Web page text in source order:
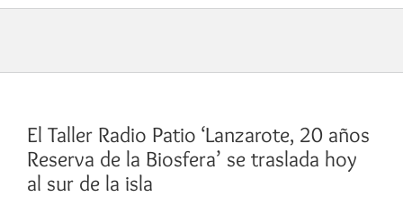
El Taller Radio Patio ‘Lanzarote, 20 años
Reserva de la Biosfera’ se traslada hoy
al sur de la isla